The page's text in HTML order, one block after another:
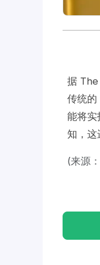
据 The
传统的
能将实
知，这
(来源